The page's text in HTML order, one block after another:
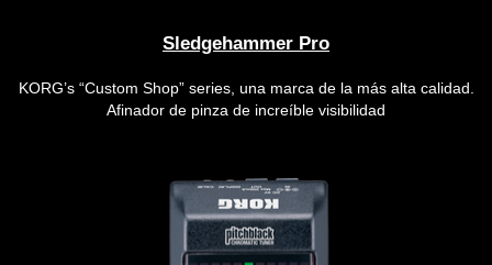
Sledgehammer Pro
KORG’s “Custom Shop” series, una marca de la más alta calidad.
Afinador de pinza de increíble visibilidad